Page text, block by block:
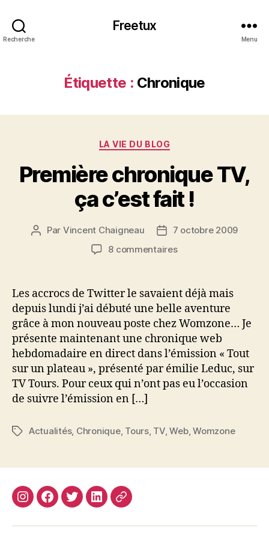
Recherche
Freetux
Menu
Étiquette : Chronique
Catégories
LA VIE DU BLOG
Première chronique TV,
ça c’est fait !
Auteur
Par Vincent Chaigneau
Date
de
7 octobre 2009
8 commentairessur
TV,
c’est
fait
!
Les accrocs de Twitter le savaient déjà mais
depuis lundi j’ai débuté une belle aventure
grâce à mon nouveau poste chez Womzone… Je
présente maintenant une chronique web
hebdomadaire en direct dans l’émission « Tout
sur un plateau », présenté par émilie Leduc, sur
TV Tours. Pour ceux qui n’ont pas eu l’occasion
de suivre l’émission en […]
Étiquettes
Actualités, Chronique, Tours, TV,Web,Womzone
InstagramFacebook
TwitterLinkedin
Site